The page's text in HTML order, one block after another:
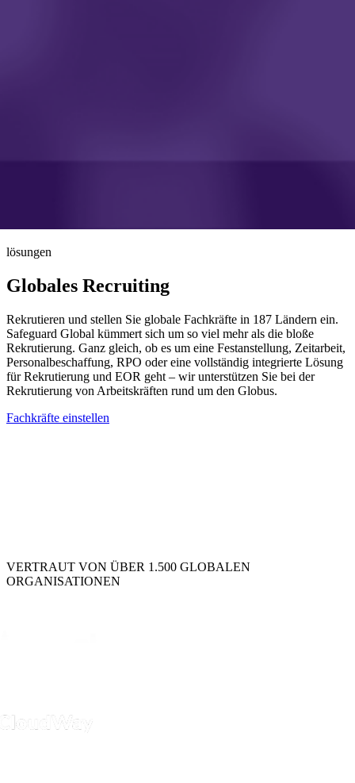
lösungen
Globales Recruiting
Rekrutieren und stellen Sie globale Fachkräfte in 187 Ländern ein.
Safeguard Global kümmert sich um so viel mehr als die bloße
Rekrutierung. Ganz gleich, ob es um eine Festanstellung, Zeitarbeit,
Personalbeschaffung, RPO oder eine vollständig integrierte Lösung
für Rekrutierung und EOR geht – wir unterstützen Sie bei der
Rekrutierung von Arbeitskräften rund um den Globus.
Fachkräfte einstellen
VERTRAUT VON ÜBER 1.500 GLOBALEN
ORGANISATIONEN